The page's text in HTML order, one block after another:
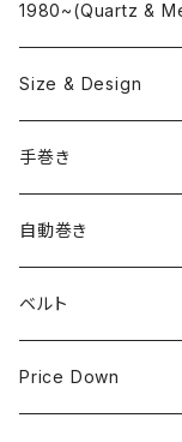
"delve"
海外ブランド
OMEGA
ROLEX
国産ブランド
SEIKO
CITIZEN
1980~(Quartz &
Size & Design
~24.9mm
25mm~29.9mm
30mm~34.9mm
35mm~39.9mm
手巻き
自動巻き
ベルト
HIRSCHベルト
Price Down